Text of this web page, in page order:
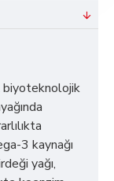
biyoteknolojik
3 kaynağı
yağı,